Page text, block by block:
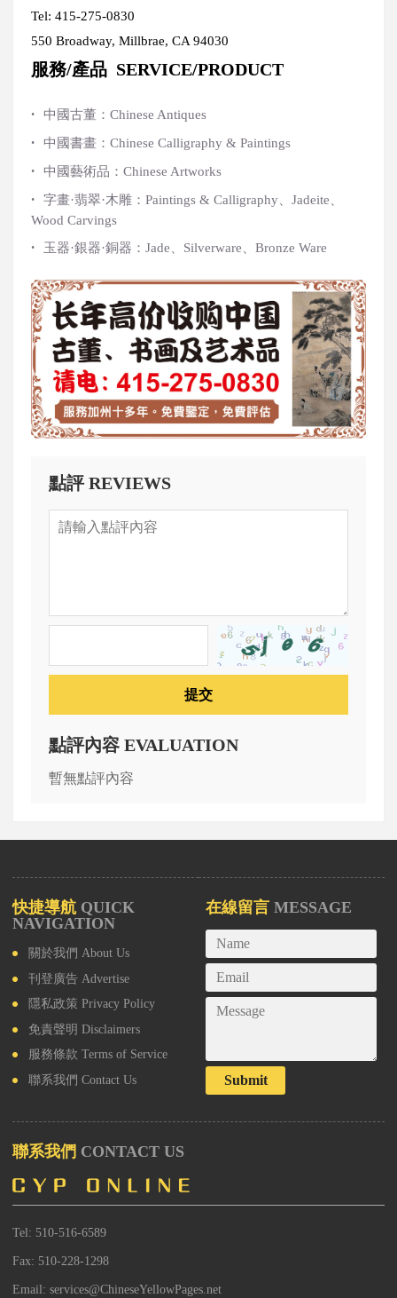
Tel: 415-275-0830
550 Broadway, Millbrae, CA 94030
服務/產品 SERVICE/PRODUCT
· 中國古董：Chinese Antiques
· 中國書畫：Chinese Calligraphy & Paintings
· 中國藝術品：Chinese Artworks
·
字畫·翡翠·木雕：Paintings & Calligraphy、Jadeite、
Wood Carvings
· 玉器·銀器·銅器：Jade、Silverware、Bronze Ware
點評 REVIEWS
提交
點評內容 EVALUATION
暫無點評內容
快捷導航 QUICK
NAVIGATION
關於我們 About Us
刊登廣告 Advertise
隱私政策 Privacy Policy
免責聲明 Disclaimers
服務條款 Terms of Service
聯系我們 Contact Us
在線留言 MESSAGE
Submit
聯系我們 CONTACT US
Tel: 510-516-6589
Fax: 510-228-1298
Email: services@ChineseYellowPages.net